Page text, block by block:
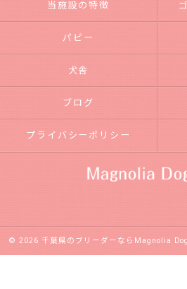
当施設の特徴
パピー
犬舎
ブログ
プライバシーポリシー
© 2026 千葉県のブリーダーならMagnolia